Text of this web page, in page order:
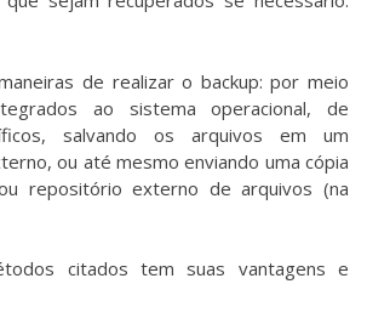
de realizar o backup: por meio
ao sistema operacional, de
salvando os arquivos em um
ou até mesmo enviando uma cópia
repositório externo de arquivos (na
citados tem suas vantagens e